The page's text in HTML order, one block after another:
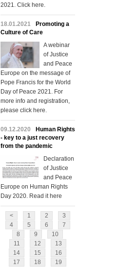
2021. Click here.
18.01.2021
Promoting a
Culture of Care
A webinar
of Justice
and Peace
Europe on the message of
Pope Francis for the World
Day of Peace 2021. For
more info and registration,
please click here.
09.12.2020
Human Rights
- key to a just recovery
from the pandemic
Declaration
of Justice
and Peace
Europe on Human Rights
Day 2020. Read it here
< 1 2
3
4
5 6
7
8
9
10
11
12
13
14
15
16
17
18
19